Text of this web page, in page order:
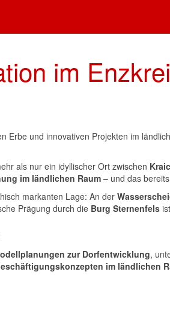
im
und innovativen Projekten im
als nur ein idyllischer Ort zwischen
im ländlichen Raum– und das
markanten Lage: An der
Prägung durch die Burg Sternenfels
zur Dorfentwicklung,
im ländlichen